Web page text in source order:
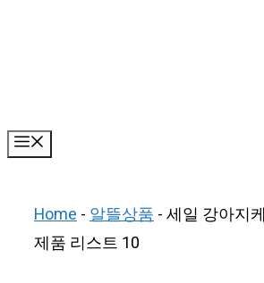
Home-알뜰상품-세일 강아지
제품 리스트 10